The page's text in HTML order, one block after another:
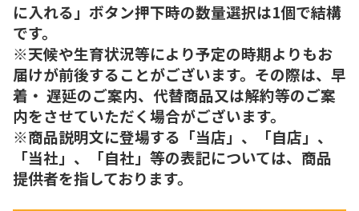
に入れる」ボタン押下時の数量選択は1個で結構
です。
※天候や生育状況等により予定の時期よりもお
届けが前後することがございます。その際は、早
着・ 遅延のご案内、代替商品又は解約等のご案
内をさせていただく場合がございます。
※商品説明文に登場する「当店」、「自店」、
「当社」、「自社」等の表記については、商品
提供者を指しております。